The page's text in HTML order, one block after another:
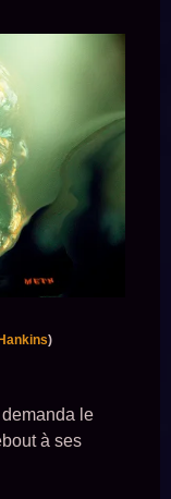
)
le
à ses